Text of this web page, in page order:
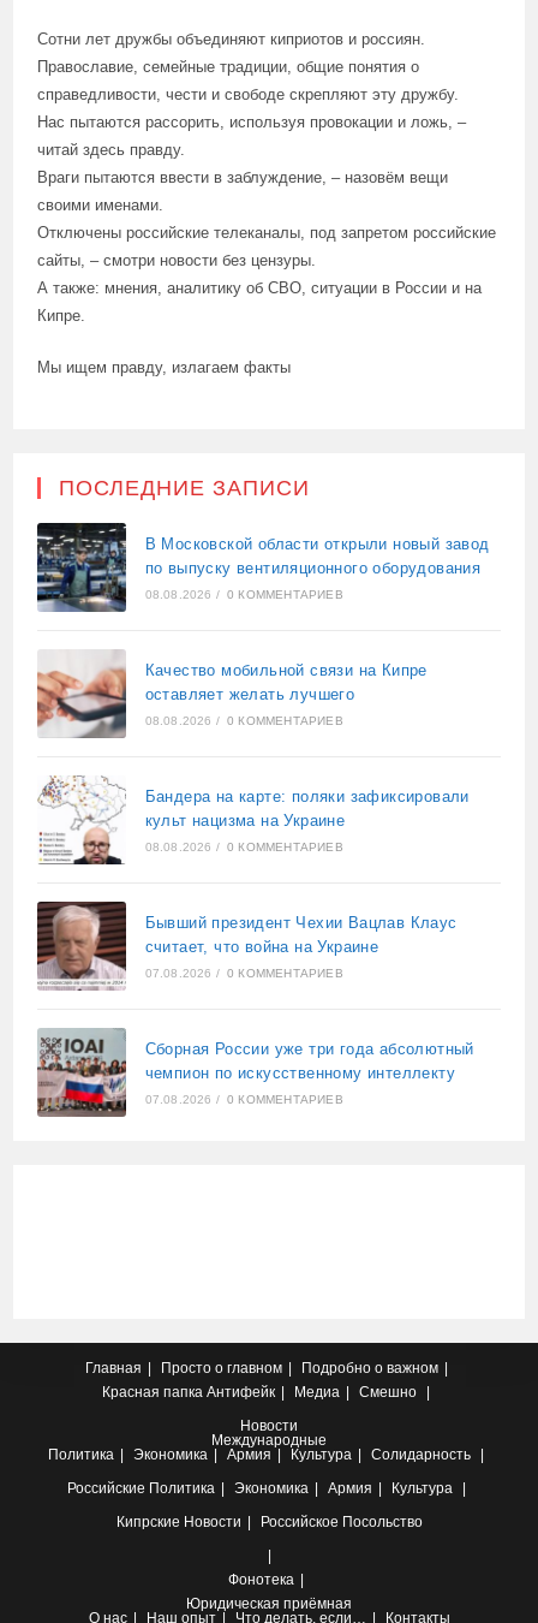
Сотни лет дружбы объединяют киприотов и россиян.
Православие, семейные традиции, общие понятия о
справедливости, чести и свободе скрепляют эту дружбу.
Нас пытаются рассорить, используя провокации и ложь, –
читай здесь правду.
Враги пытаются ввести в заблуждение, – назовём вещи
своими именами.
Отключены российские телеканалы, под запретом российские
сайты, – смотри новости без цензуры.
А также: мнения, аналитику об СВО, ситуации в России и на
Кипре.
Мы ищем правду, излагаем факты
ПОСЛЕДНИЕ ЗАПИСИ
В Московской области открыли новый завод
по выпуску вентиляционного оборудования
08.08.2026 / 0 КОММЕНТАРИЕВ
Качество мобильной связи на Кипре
оставляет желать лучшего
08.08.2026 / 0 КОММЕНТАРИЕВ
Бандера на карте: поляки зафиксировали
культ нацизма на Украине
08.08.2026 / 0 КОММЕНТАРИЕВ
Бывший президент Чехии Вацлав Клаус
считает, что война на Украине
07.08.2026 / 0 КОММЕНТАРИЕВ
Сборная России уже три года абсолютный
чемпион по искусственному интеллекту
07.08.2026 / 0 КОММЕНТАРИЕВ
Главная Просто о главном
Подробно о важном
Красная папка Антифейк Медиа
Смешно
Новости
Международные
Политика
Экономика Армия Культура
Солидарность
Российские Политика Экономика Армия
Культура
Кипрские Новости Российское Посольство
Фонотека
Юридическая приёмная
О нас
Наш опыт Что делать, если… Контакты